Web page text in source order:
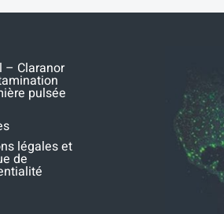
– Claranor
pulsée
légales et
de